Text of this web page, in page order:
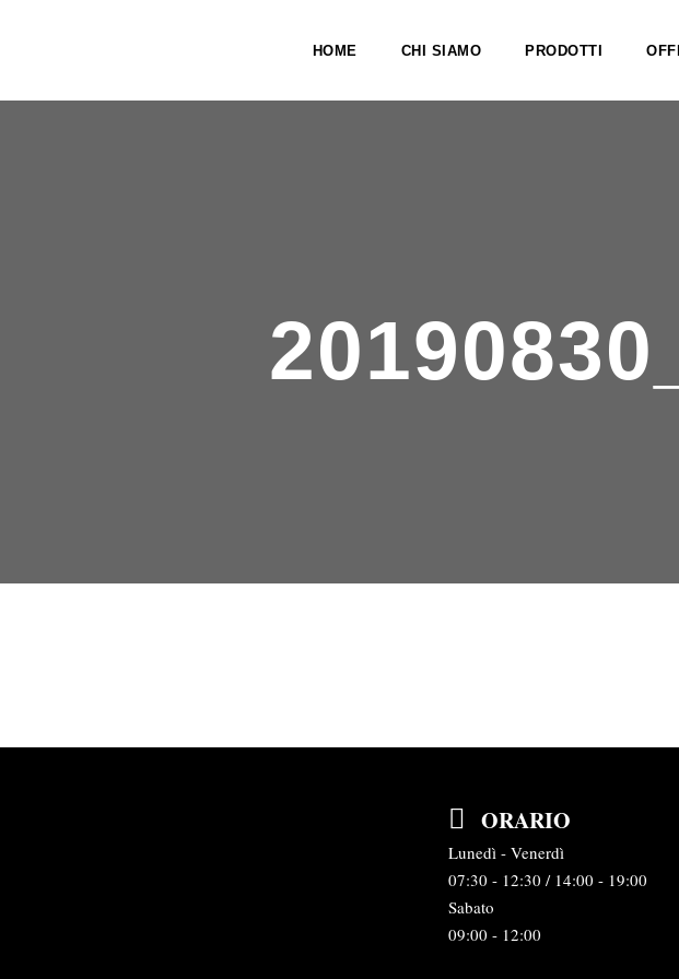
HOME CHI SIAMO PRODOTTI
ORARIO
Lunedì - Venerdì
07:30 - 12:30 / 14:00 - 19:00
Sabato
09:00 - 12:00